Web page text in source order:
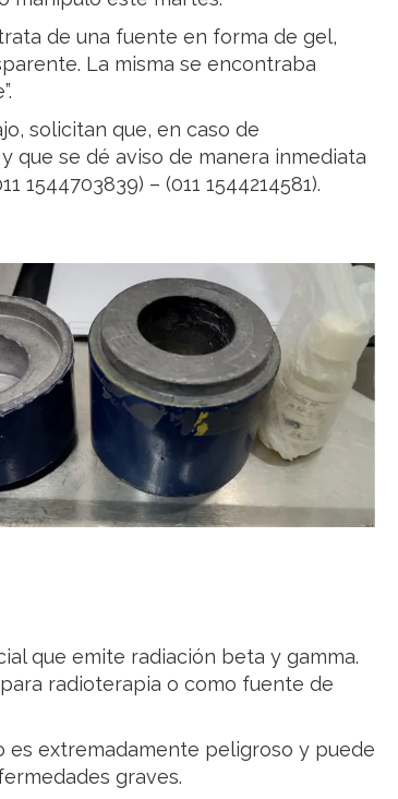
de una fuente en forma de gel,
La misma se encontraba
solicitan que, en caso de
que se dé aviso de manera inmediata
1544703839) – (011 1544214581).
que emite radiación beta y gamma.
radioterapia o como fuente de
es extremadamente peligroso y puede
graves.